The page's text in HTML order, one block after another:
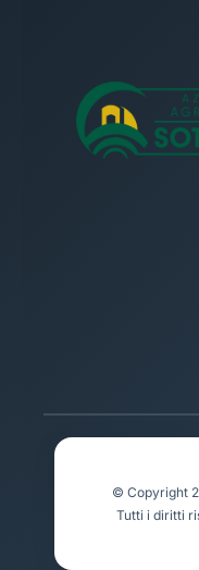
© Copyright
Tutti i diritti